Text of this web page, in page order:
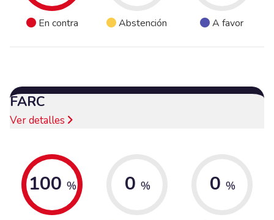
En contra Abstención A favor
FARC
Ver detalles
100 % 0 % 0 %